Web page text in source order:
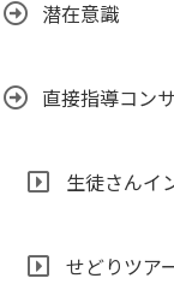
潜在意識
直接指導コン
生徒さんイ
せどりツア